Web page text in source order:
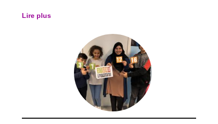
une mission. Ils ont la possibilité d’avoir du pouvoir, de
Lire plus